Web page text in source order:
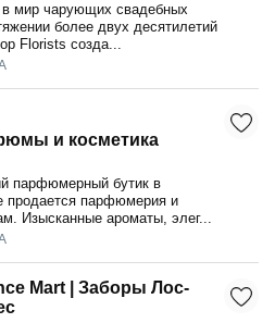
мир чарующих свадебных
более двух десятилетий
Florists созда...
и косметика
парфюмерный бутик в
продается парфюмерия и
Изысканные ароматы, элег...
Mart | Заборы Лос-